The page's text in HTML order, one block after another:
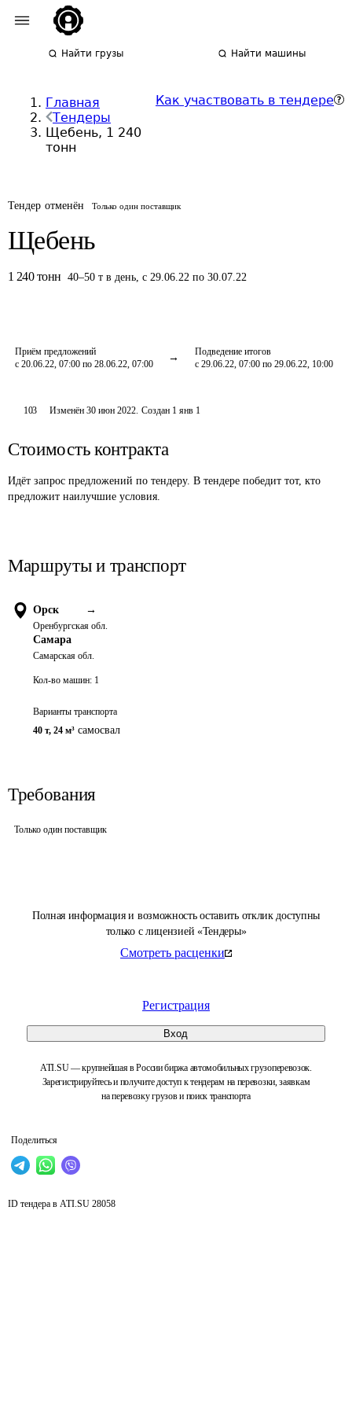
Найти грузы Найти машины
Главная
Тендеры
Щебень, 1 240
тонн
Как участвовать в тендере
Тендер отменён Только один поставщик
Щебень
1 240 тонн 40–50 т в день, с 29.06.22 по 30.07.22
Приём предложений
с 20.06.22, 07:00 по 28.06.22, 07:00
Подведение итогов
с 29.06.22, 07:00 по 29.06.22, 10:00
Полная информация и возможность оставить отклик доступны
только с лицензией «Тендеры»
Смотреть расценки
Регистрация
Вход
ATI.SU — крупнейшая в России биржа автомобильных грузоперевозок.
Зарегистрируйтесь и получите доступ к тендерам на перевозки, заявкам
на перевозку грузов и поиск транспорта
Поделиться
103 Изменён30 июн 2022. Создан 1 янв 1
Стоимость контракта
Идёт запрос предложений по тендеру. В тендере победит тот, кто
предложит наилучшие условия.
Маршруты и транспорт
Орск →
Оренбургская обл.
Самара
Самарская обл.
Кол-во машин: 1
Варианты транспорта
40 т, 24 м³ самосвал
Требования
Только один поставщик
ID тендера в ATI.SU 28058